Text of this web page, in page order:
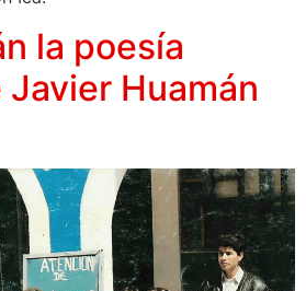
la poesía
Huamán